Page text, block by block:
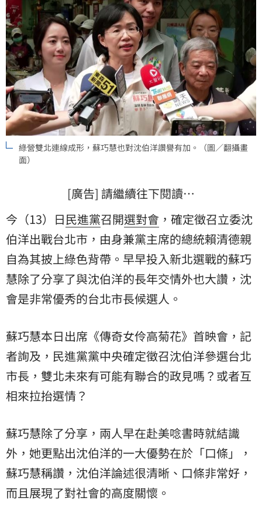
綠營雙北連線成形，蘇巧慧也對沈伯洋讚譽有加。（圖／翻攝畫
面）
[廣告] 請繼續往下閱讀…
今（13）日民進黨召開選對會 ，確定徵召立委沈
伯洋出戰台北市，由身兼黨主席的總統賴清德親
自為其披上綠色背帶。早早投入新北選戰的蘇巧
慧除了分享了與沈伯洋的長年交情外也大讚，沈
會是非常優秀的台北市長候選人。
蘇巧慧本日出席《傳奇女伶高菊花》首映會，記
者詢及，民進黨黨中央確定徵召沈伯洋參選台北
市長，雙北未來有可能有聯合的政見嗎？或者互
相來拉抬選情？
蘇巧慧除了分享，兩人早在赴美唸書時就結識
外，她更點出沈伯洋的一大優勢在於「口條」，
蘇巧慧稱讚，沈伯洋論述很清晰、口條非常好，
而且展現了對社會的高度關懷。